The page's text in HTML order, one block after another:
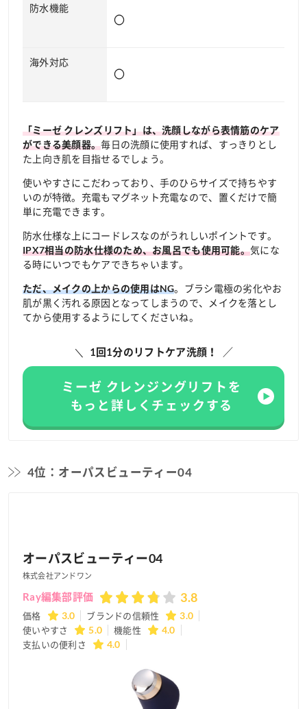
防水機能
〇
海外対応
〇
「ミーゼ クレンズリフト」は、洗顔しながら表情筋のケア
ができる美顔器。毎日の洗顔に使用すれば、すっきりとし
た上向き肌を目指せるでしょう。
使いやすさにこだわっており、手のひらサイズで持ちやす
いのが特徴。充電もマグネット充電なので、置くだけで簡
単に充電できます。
防水仕様な上にコードレスなのがうれしいポイントです。
IPX7相当の防水仕様のため、お風呂でも使用可能。気にな
る時にいつでもケアできちゃいます。
ただ、メイクの上からの使用はNG。ブラシ電極の劣化やお
肌が黒く汚れる原因となってしまうので、メイクを落とし
てから使用するようにしてくださいね。
1回1分のリフトケア洗顔！
ミーゼ クレンジングリフトを
もっと詳しくチェックする
4位：オーパスビューティー04
オーパスビューティー04
株式会社アンドワン
Ray編集部評価 3.8
価格 3.0 ブランドの信頼性 3.0
使いやすさ 5.0 機能性 4.0
支払いの便利さ 4.0